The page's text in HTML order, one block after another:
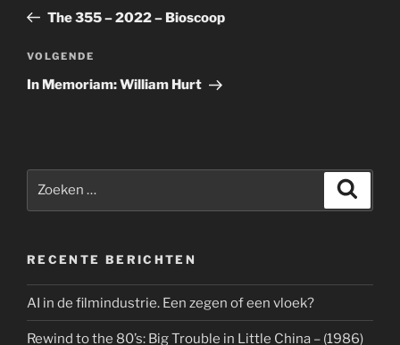
berichtThe 355 – 2022 – Bioscoop
Volgend
bericht
VOLGENDE
In Memoriam: William Hurt
RECENTE BERICHTEN
AI in de filmindustrie. Een zegen of een vloek?
Rewind to the 80’s: Big Trouble in Little China – (1986)